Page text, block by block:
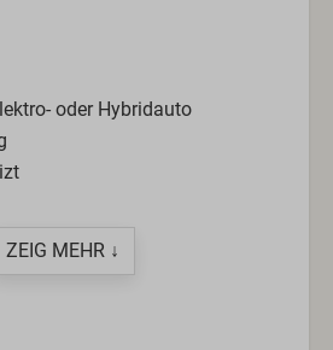
oder Hybridauto
ZEIG MEHR ↓